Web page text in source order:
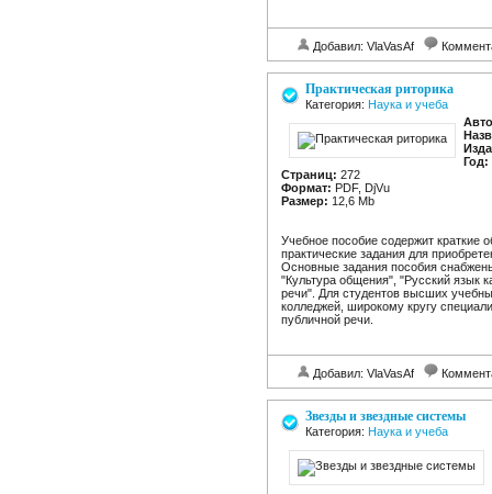
Добавил: VlaVasAf
Практическая риторика
Категория: Наука и учеба
Год:
Страниц: 272
Формат: PDF, DjVu
Размер: 12,6 Mb
Учебное пособие содержит краткие
практические задания для
Основные задания пособия
"Культура общения", "Русский язык
речи". Для студентов высших
колледжей, широкому кругу
публичной речи.
Добавил: VlaVasAf
Звезды и звездные системы
Категория: Наука и учеба